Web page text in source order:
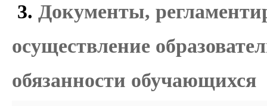
3. Документы,
осуществление
обязанности обучающихся